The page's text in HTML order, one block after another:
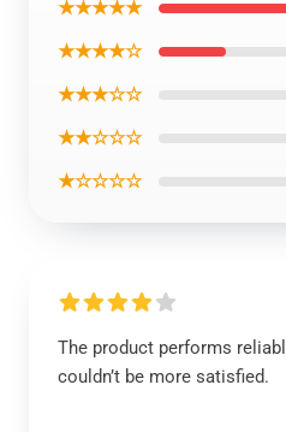
★★★★★
★★★★☆
★★★☆☆
★★☆☆☆
★☆☆☆☆
The product performs
couldn’t be more satisfied.